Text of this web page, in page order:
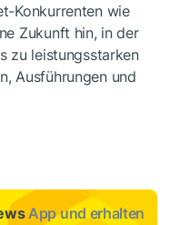
Konkurrenten wie
Zukunft hin, in der
zu leistungsstarken
Ausführungen und
App und erhalten